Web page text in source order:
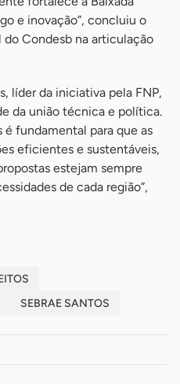
e inovação”, concluiu o
Condesb na articulação
líder da iniciativa pela FNP,
da união técnica e política.
é fundamental para que as
eficientes e sustentáveis,
estejam sempre
de cada região”,
SEBRAE SANTOS